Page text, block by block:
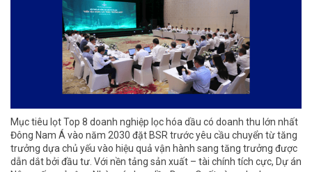
Mục tiêu lọt Top 8 doanh nghiệp lọc hóa dầu có doanh thu lớn nhất
Đông Nam Á vào năm 2030 đặt BSR trước yêu cầu chuyển từ tăng
trưởng dựa chủ yếu vào hiệu quả vận hành sang tăng trưởng được
dẫn dắt bởi đầu tư. Với nền tảng sản xuất – tài chính tích cực, Dự án